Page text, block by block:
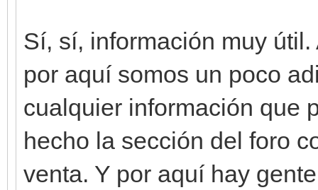
Sí, sí, información muy
por aquí somos un poco
cualquier información que
hecho la sección del foro
venta. Y por aquí hay